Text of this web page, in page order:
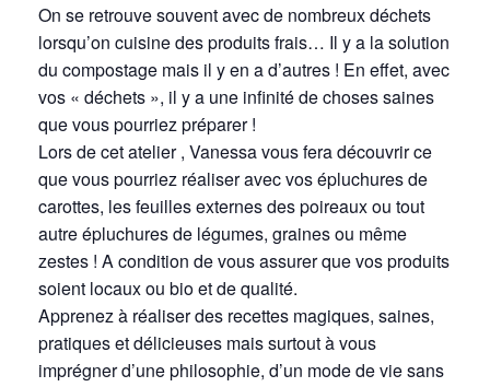
On se retrouve souvent avec de nombreux déchets
lorsqu’on cuisine des produits frais… Il y a la solution
du compostage mais il y en a d’autres ! En effet, avec
vos « déchets », il y a une infinité de choses saines
que vous pourriez préparer !
Lors de cet atelier , Vanessa vous fera découvrir ce
que vous pourriez réaliser avec vos épluchures de
carottes, les feuilles externes des poireaux ou tout
autre épluchures de légumes, graines ou même
zestes ! A condition de vous assurer que vos produits
soient locaux ou bio et de qualité.
Apprenez à réaliser des recettes magiques, saines,
pratiques et délicieuses mais surtout à vous
imprégner d’une philosophie, d’un mode de vie sans